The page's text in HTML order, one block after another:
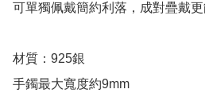
可單獨佩戴簡約利落，成對疊戴
材質：925銀
手鐲最大寬度約9mm